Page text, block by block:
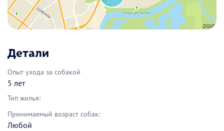
Детали
Опыт ухода за собакой
5 лет
Тип жилья:
Принимаемый возраст собак:
Любой